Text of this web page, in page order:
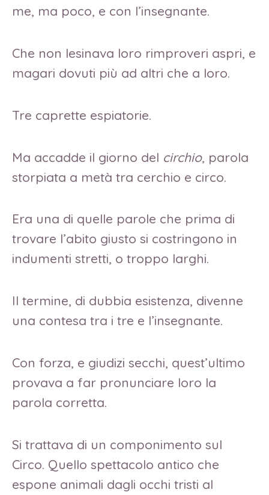
me, ma poco, e con l’insegnante.
Che non lesinava loro rimproveri aspri, e
magari dovuti più ad altri che a loro.
Tre caprette espiatorie.
Ma accadde il giorno del circhio, parola
storpiata a metà tra cerchio e circo.
Era una di quelle parole che prima di
trovare l’abito giusto si costringono in
indumenti stretti, o troppo larghi.
Il termine, di dubbia esistenza, divenne
una contesa tra i tre e l’insegnante.
Con forza, e giudizi secchi, quest’ultimo
provava a far pronunciare loro la
parola corretta.
Si trattava di un componimento sul
Circo. Quello spettacolo antico che
espone animali dagli occhi tristi al